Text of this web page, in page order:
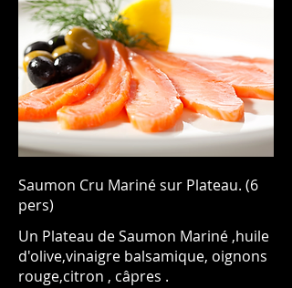
Saumon Cru Mariné sur Plateau. (6
pers)
Un Plateau de Saumon Mariné ,huile
d'olive,vinaigre balsamique, oignons
rouge,citron , câpres .